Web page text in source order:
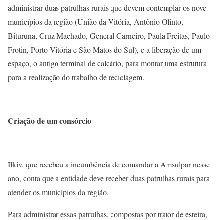
administrar duas patrulhas rurais que devem contemplar os nove
municípios da região (União da Vitória, Antônio Olinto,
Bituruna, Cruz Machado, General Carneiro, Paula Freitas, Paulo
Frotin, Porto Vitória e São Matos do Sul), e a liberação de um
espaço, o antigo terminal de calcário, para montar uma estrutura
para a realização do trabalho de reciclagem.
Criação de um consórcio
Ilkiv, que recebeu a incumbência de comandar a Amsulpar nesse
ano, conta que a entidade deve receber duas patrulhas rurais para
atender os municípios da região.
Para administrar essas patrulhas, compostas por trator de esteira,